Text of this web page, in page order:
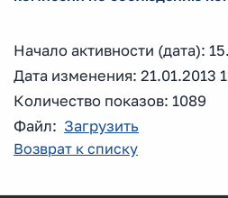
Начало активности (дата):
Дата изменения: 21.01.2013
Количество показов: 1089
Файл: Загрузить
Возврат к списку